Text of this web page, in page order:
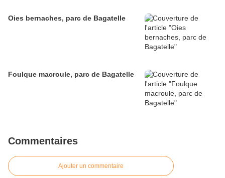
Oies bernaches, parc de Bagatelle
Foulque macroule, parc de Bagatelle
Commentaires
Ajouter un commentaire